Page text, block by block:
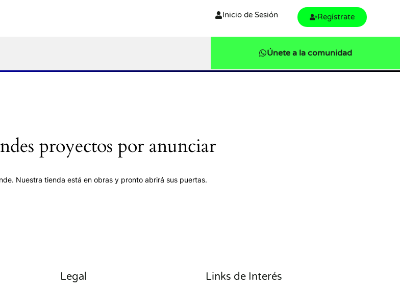
Inicio de Sesión Regístrate
Únete a la comunidad
proyectos por anunciar
Nuestra tienda está en obras y pronto abrirá sus puertas.
Legal Links de Interés